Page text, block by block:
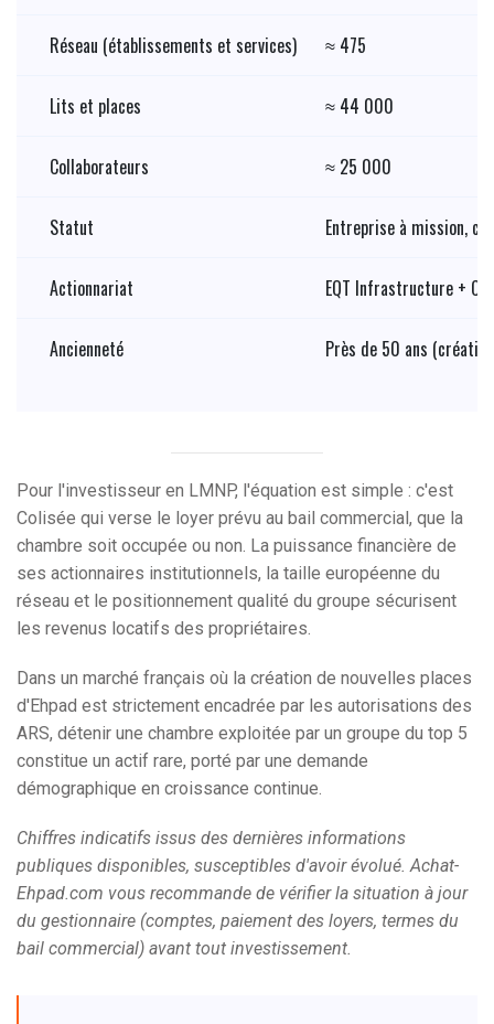
Réseau (établissements et services) ≈ 475
Lits et places ≈ 44 000
Collaborateurs ≈ 25 000
Statut Entreprise à mission,
Actionnariat EQT Infrastructure +
Ancienneté Près de 50 ans
Pour l'investisseur en LMNP, l'équation est simple : c'est
Colisée qui verse le loyer prévu au bail commercial, que la
chambre soit occupée ou non. La puissance financière de
ses actionnaires institutionnels, la taille européenne du
réseau et le positionnement qualité du groupe sécurisent
les revenus locatifs des propriétaires.
Dans un marché français où la création de nouvelles places
d'Ehpad est strictement encadrée par les autorisations des
ARS, détenir une chambre exploitée par un groupe du top 5
constitue un actif rare, porté par une demande
démographique en croissance continue.
Chiffres indicatifs issus des dernières informations
publiques disponibles, susceptibles d'avoir évolué. Achat-
Ehpad.com vous recommande de vérifier la situation à jour
du gestionnaire (comptes, paiement des loyers, termes du
bail commercial) avant tout investissement.